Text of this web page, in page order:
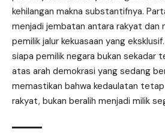
kehilangan makna substantifnya.
menjadi jembatan antara rakyat dan
pemilik jalur kekuasaan yang
siapa pemilik negara bukan sekadar
atas arah demokrasi yang sedang
memastikan bahwa kedaulatan
rakyat, bukan beralih menjadi milik